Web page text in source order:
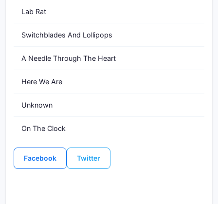
Lab Rat
Switchblades And Lollipops
A Needle Through The Heart
Here We Are
Unknown
On The Clock
Facebook Twitter